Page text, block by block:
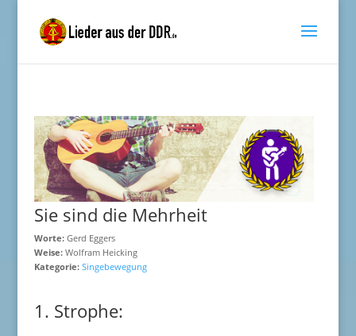
Sie sind die Mehrheit
Worte:Gerd Eggers
Weise:Wolfram Heicking
Kategorie: Singebewegung
1. Strophe: